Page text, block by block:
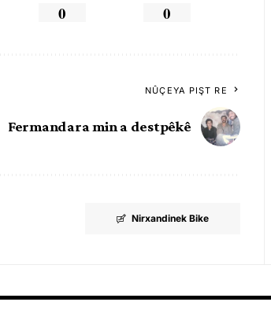
0 0
NÛÇEYA PIŞT RE
Fermandara min a destpêkê
Nirxandinek Bike